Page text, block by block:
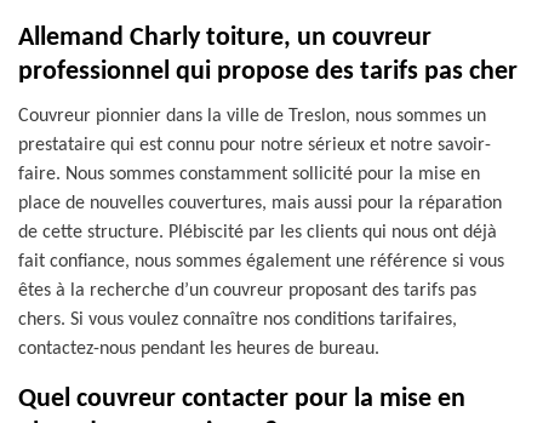
Allemand Charly toiture, un couvreur
professionnel qui propose des tarifs pas cher
Couvreur pionnier dans la ville de Treslon, nous sommes un
prestataire qui est connu pour notre sérieux et notre savoir-
faire. Nous sommes constamment sollicité pour la mise en
place de nouvelles couvertures, mais aussi pour la réparation
de cette structure. Plébiscité par les clients qui nous ont déjà
fait confiance, nous sommes également une référence si vous
êtes à la recherche d’un couvreur proposant des tarifs pas
chers. Si vous voulez connaître nos conditions tarifaires,
contactez-nous pendant les heures de bureau.
Quel couvreur contacter pour la mise en